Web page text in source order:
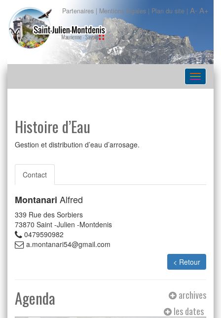
Partenaires | Mentions légales | Plan du site | A- A+
Histoire d’Eau
Gestion et distribution d’eau d’arrosage.
Contact
Montanari Alfred
339 Rue des Sorbiers
73870 Saint -Julien -Montdenis
0479590982
a.montanari54@gmail.com
< Retour
Agenda
archives
les dates